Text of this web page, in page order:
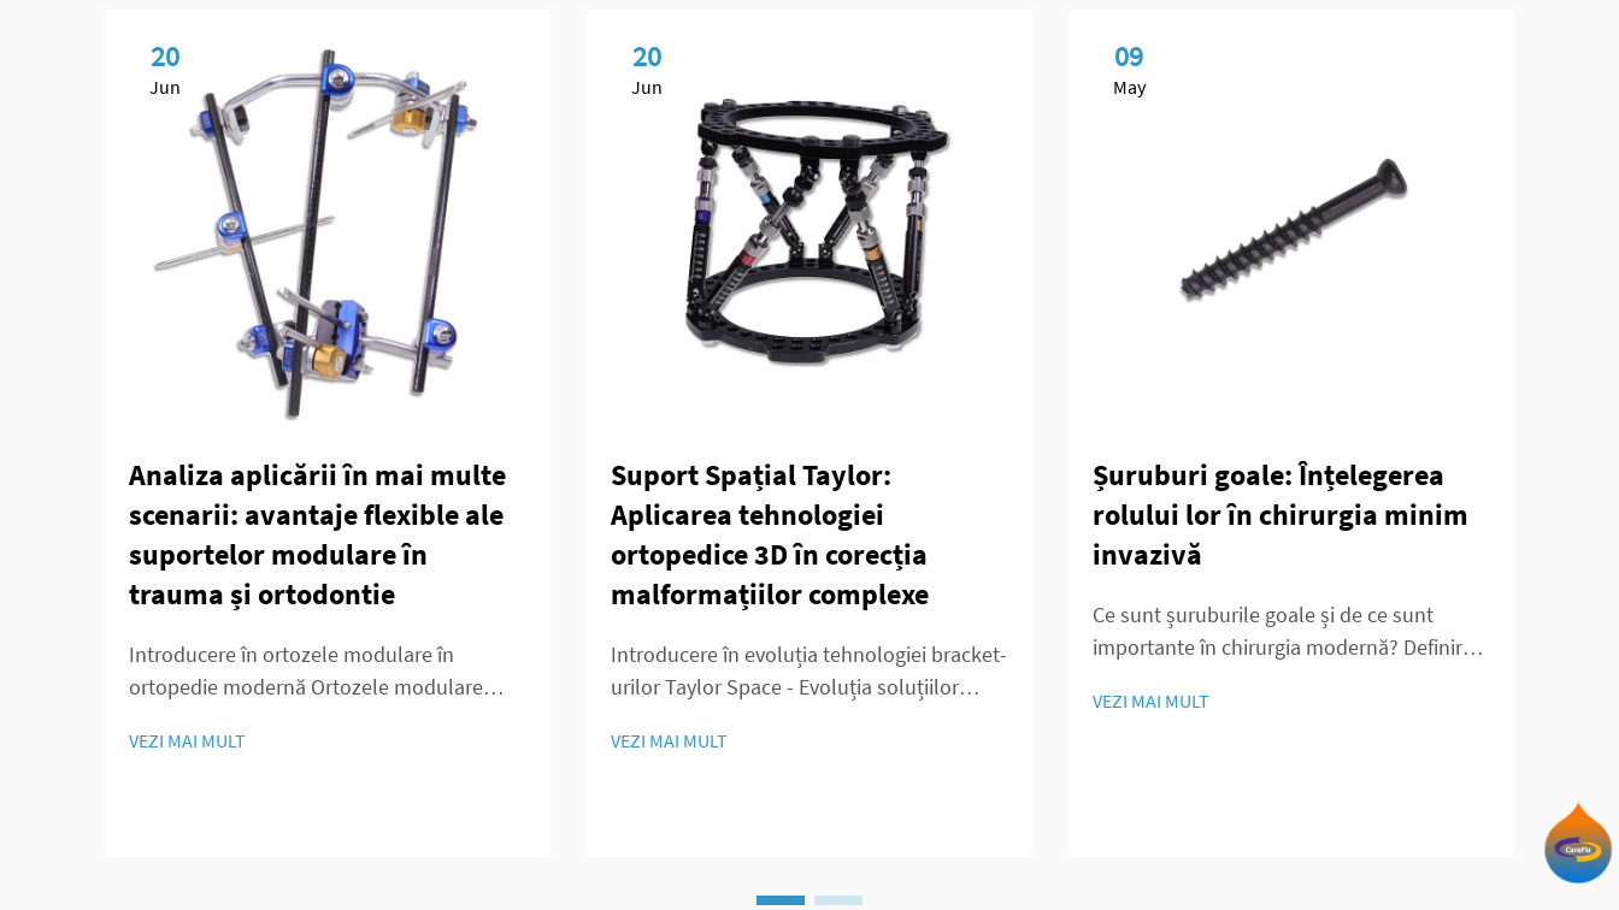
20
Jun
Analiza aplicării în mai multe
scenarii: avantaje flexible ale
suportelor modulare în
trauma și ortodontie
Introducere în ortozele modulare în
ortopedie modernă Ortozele modulare
deoarece sunt concepute astfel încât să
VEZI MAI MULT
20
Jun
Suport Spațial Taylor:
Aplicarea tehnologiei
ortopedice 3D în corecția
malformațiilor complexe
Introducere în evoluția tehnologiei bracket-
urilor Taylor Space - Evoluția soluțiilor
Medicina ortopedică a evoluat semnificativ
VEZI MAI MULT
09
May
Șuruburi goale: Înțelegerea
rolului lor în chirurgia minim
invazivă
Ce sunt șuruburile goale și de ce sunt
importante în chirurgia modernă? Definirea
tricorticale spongioase reprezintă un tip
VEZI MAI MULT
VEZI